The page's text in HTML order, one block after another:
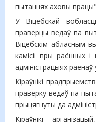
пытаннях аховы
У Віцебскай
праверцы ведаў па
Віцебскім абласным
камісіі пры раённых і
адміністрацыях раёнаў
Кіраўнікі
праверку ведаў па
прыцягнуты да
Кіраўнікі